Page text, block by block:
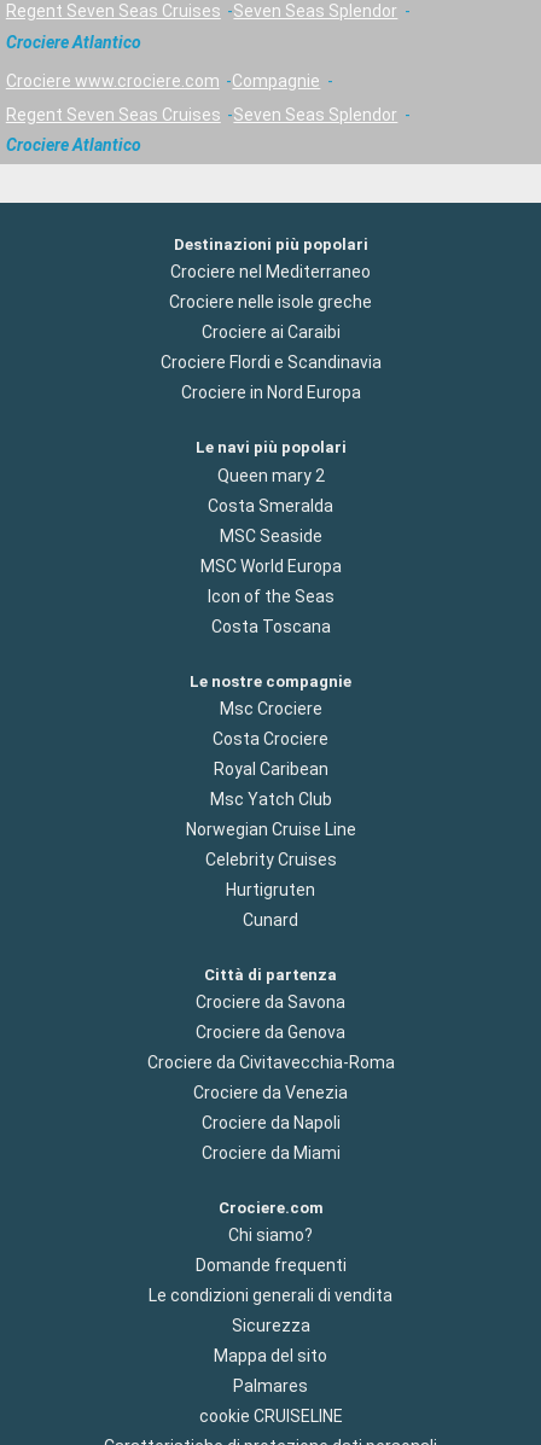
Regent Seven Seas Cruises
Seven Seas Splendor
Crociere Atlantico
Crociere www.crociere.com
Compagnie
Regent Seven Seas Cruises
Seven Seas Splendor
Crociere Atlantico
Destinazioni più popolari
Crociere nel Mediterraneo
Crociere nelle isole greche
Crociere ai Caraibi
Crociere Flordi e Scandinavia
Crociere in Nord Europa
Le navi più popolari
Queen mary 2
Costa Smeralda
MSC Seaside
MSC World Europa
Icon of the Seas
Costa Toscana
Le nostre compagnie
Msc Crociere
Costa Crociere
Royal Caribean
Msc Yatch Club
Norwegian Cruise Line
Celebrity Cruises
Hurtigruten
Cunard
Città di partenza
Crociere da Savona
Crociere da Genova
Crociere da Civitavecchia-Roma
Crociere da Venezia
Crociere da Napoli
Crociere da Miami
Crociere.com
Chi siamo?
Domande frequenti
Le condizioni generali di vendita
Sicurezza
Mappa del sito
Palmares
cookie CRUISELINE